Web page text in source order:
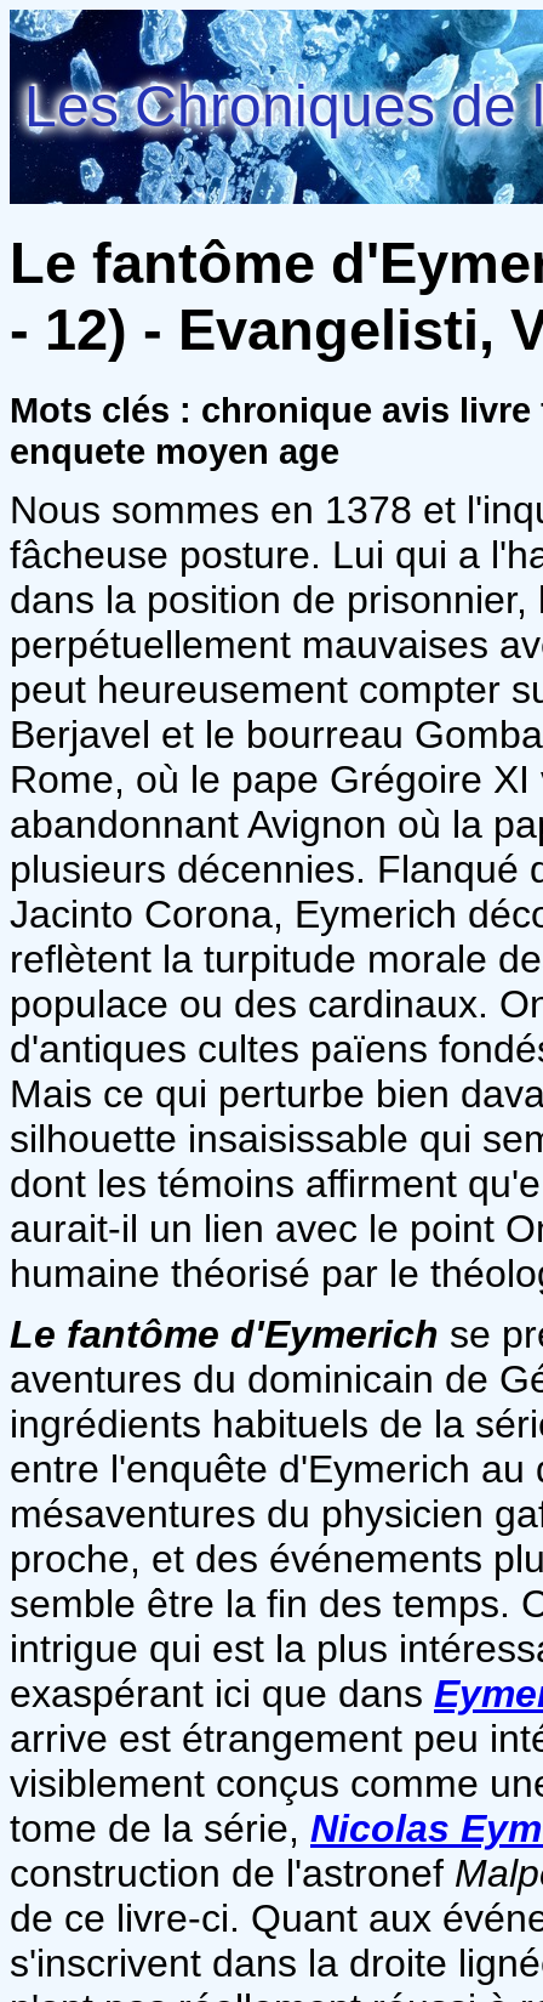
Les Chroniques de
Le fantôme
- 12) - Evangelisti,
Mots clés : chronique avis
enquete moyen age
Nous sommes en 1378 et
fâcheuse posture. Lui qui a
dans la position de
perpétuellement mauvaises
peut heureusement compter
Berjavel et le bourreau
Rome, où le pape Grégoire
abandonnant Avignon où la
plusieurs décennies. Flanqué
Jacinto Corona, Eymerich
reflètent la turpitude morale
populace ou des cardinaux.
d'antiques cultes païens
Mais ce qui perturbe bien
silhouette insaisissable qui
dont les témoins affirment
aurait-il un lien avec le point
humaine théorisé par le
Le fantôme d'Eymerich se
aventures du dominicain de
ingrédients habituels de la
entre l'enquête d'Eymerich au
mésaventures du physicien
proche, et des événements
semble être la fin des temps.
intrigue qui est la plus
exaspérant ici que dans
arrive est étrangement peu
visiblement conçus comme
tome de la série, Nicolas
construction de l'astronef
de ce livre-ci. Quant aux
s'inscrivent dans la droite